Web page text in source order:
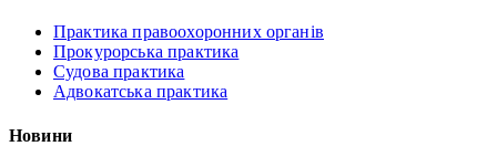
Практика правоохоронних органів
Прокурорська практика
Судова практика
Адвокатська практика
Новини